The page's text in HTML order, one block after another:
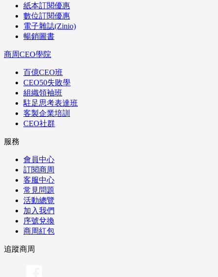
紙本訂閱優惠
數位訂閱優惠
電子雜誌(Zinio)
暢銷圖書
商周CEO學院
百億CEO班
CEO50失敗學
組織領袖班
駐足思考表達班
客製企業培訓
CEO社群
服務
會員中心
訂閱商周
客服中心
常見問題
活動總覽
加入我們
序號兌換
商周紅包
追蹤商周